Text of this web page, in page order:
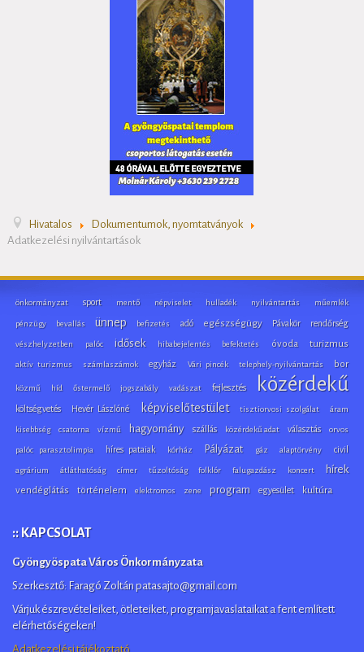
Hivatalos
Dokumentumok, nyomtatványok
Adatkezelési nyilvántartások
önkormányzat sport mentő népviselet hulladék nyilvántartás műemlék
pénzügy bevallás ünnep befizetés adó egészségügy Pávakör rendőrség
vészhelyzetben palóc idősek hibabejelentés befektetés óvoda turizmus
aktív turizmus számlaszámok egyház Vári pincék telephely-nyilvántartás bor
közmű híd őstermelő jogszabály vadászat fejlesztés közérdekű
költségvetés Hevér Lászlóné képviselőtestület tisztiorvosi szolgálat áram
kisebbség csatorna vízmű hagyomány szállás közérdekű adat választás orvos
palóc parasztolimpia híres pataiak kórház Pályázat gáz alaptörvény civil
agrárium átláthatóság címer tűzoltóság folklór falugazdász koncert hírek
vendéglátás történelem elektromos zene program egyesület kultúra
:: KAPCSOLAT
Gyöngyöspata Város Önkormányzata
Szerkesztő: Faragó Zoltán patasajto@gmail.com
Várjuk észrevételeiket, ötleteiket, programjavaslataikat a fent említett
elérhetőségeken!
Adatkezelési tájékoztató